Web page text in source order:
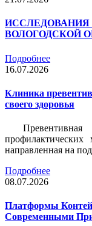
ИССЛЕДОВАНИЯ
ВОЛОГОДСКОЙ
Подробнее
16.07.2026
Клиника
своего здоровья
профилактических
направленная на
Подробнее
08.07.2026
Платформы
Современными